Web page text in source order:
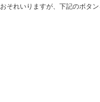
おそれいりますが、下記のボタ